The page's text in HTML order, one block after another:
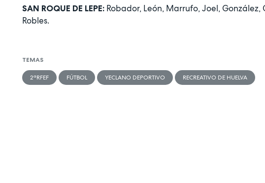
SAN ROQUE DE LEPE: Robador, León, Marrufo, Joel,
Robles.
TEMAS
2ªRFEF FÚTBOL YECLANO DEPORTIVO RECREATIVO DE HUELVA